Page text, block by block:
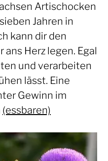
Artischocken
Jahren in
kann dir den
ans Herz legen. Egal
und verarbeiten
lässt. Eine
Gewinn im
(essbaren)